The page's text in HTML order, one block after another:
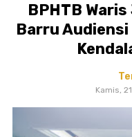
BPHTB
Barru
Kamis,